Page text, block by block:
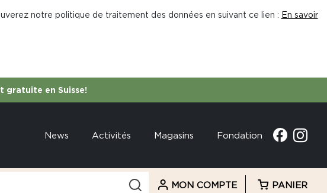
notre politique de traitement des données en suivant ce lien : En savoir
gratuite en Suisse!
News Activités Magasins Fondation
MON COMPTE PANIER